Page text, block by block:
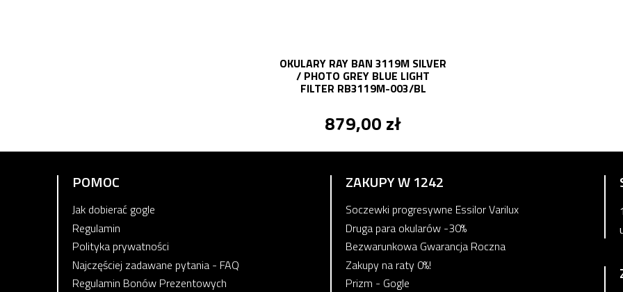
OKULARY RAY BAN 3119M SILVER
/ PHOTO GREY BLUE LIGHT
FILTER RB3119M-003/BL
879,00 zł
POMOC
Jak dobierać gogle
Regulamin
Polityka prywatności
Najczęściej zadawane pytania - FAQ
Regulamin Bonów Prezentowych
ZAKUPY W 1242
Soczewki progresywne Essilor Varilux
Druga para okularów -30%
Bezwarunkowa Gwarancja Roczna
Zakupy na raty 0%!
Prizm - Gogle